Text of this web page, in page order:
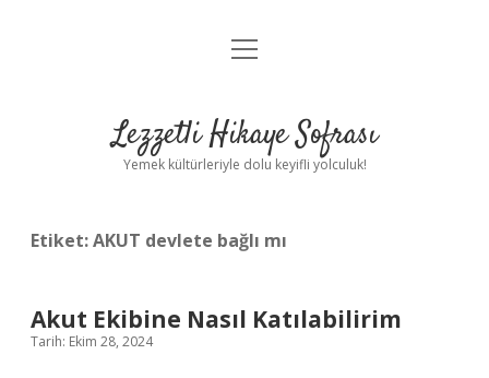
Anasayfa
Yasal Uyarı
menüyü
Lezzetli Hikaye Sofrası
Yemek kültürleriyle dolu keyifli yolculuk!
Etiket:AKUT devlete bağlı mı
Akut Ekibine Nasıl Katılabilirim
Tarih: Ekim 28, 2024